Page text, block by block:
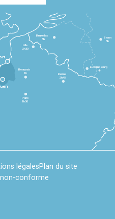
Paris
1h30
Beauvais
1h
Reims
2h45
Lille
2h30
Bruxelles
3h
Bonn
5h
Luxembourg
4h
légalesPlan du site
conforme